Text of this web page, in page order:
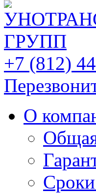
+7 (812)
О
Сроки